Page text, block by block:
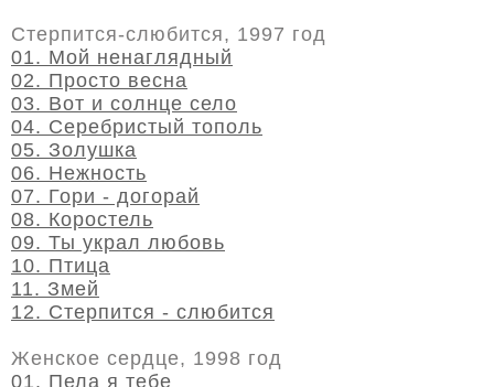
Стерпится-слюбится, 1997 год
01. Мой ненаглядный
02. Просто весна
03. Вот и солнце село
04. Серебристый тополь
05. Золушка
06. Нежность
07. Гори - догорай
08. Коростель
09. Ты украл любовь
10. Птица
11. Змей
12. Стерпится - слюбится
Женское сердце, 1998 год
01. Пела я тебе